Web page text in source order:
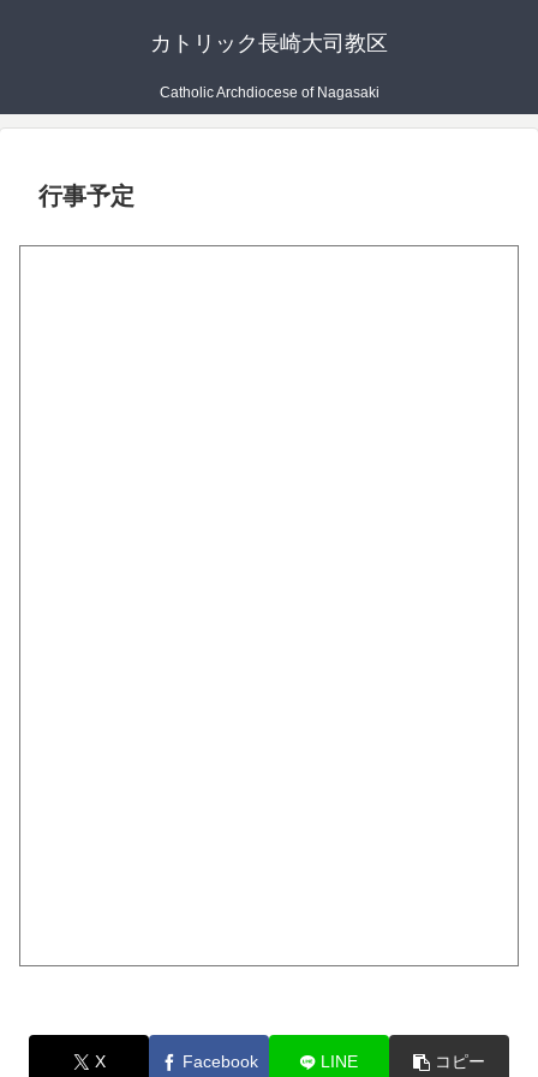
カトリック長崎大司教区
Catholic Archdiocese of Nagasaki
行事予定
X Facebook LINE コピー